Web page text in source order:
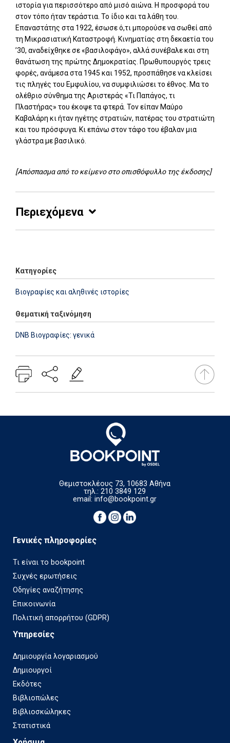
ιστορία για περισσότερο από μισό αιώνα. Η προσφορά του
στον τόπο ήταν τεράστια. Το ίδιο και τα λάθη του.
Επαναστάτης στα 1922, έσωσε ό,τι μπορούσε να σωθεί από
τη Μικρασιατική Καταστροφή. Κινηματίας στη δεκαετία του
’30, αναδείχθηκε σε «βασιλοφάγο», αλλά συνέβαλε και στη
θανάτωση της πρώτης Δημοκρατίας. Πρωθυπουργός τρεις
φορές, ανάμεσα στα 1945 και 1952, προσπάθησε να κλείσει
τις πληγές του Εμφυλίου, να συμφιλιώσει το έθνος. Μα το
ολέθριο σύνθημα της Αριστεράς «Τι Παπάγος, τι
Πλαστήρας» του έκοψε τα φτερά. Τον είπαν Μαύρο
Καβαλάρη κι ήταν ηγέτης στρατιών, πατέρας του στρατιώτη
και του πρόσφυγα. Κι επάνω στον τάφο του έβαλαν μια
γλάστρα με βασιλικό.
[Απόσπασμα από το κείμενο στο οπισθόφυλλο της έκδοσης]
Περιεχόμενα
Κατηγορίες
Βιογραφίες και αληθινές ιστορίες
Θεματική ταξινόμηση
DNB Βιογραφίες: γενικά
Θεμιστοκλέους 73, 10683 Αθήνα
τηλ.: 210 3849 129
email:info@bookpoint.gr
Γενικές πληροφορίες
Τι είναι το bookpoint
Συχνές ερωτήσεις
Οδηγίες αναζήτησης
Επικοινωνία
Πολιτική απορρήτου (GDPR)
Υπηρεσίες
Δημιουργία λογαριασμού
Δημιουργοί
Εκδότες
Βιβλιοπώλες
Βιβλιοσκώληκες
Στατιστικά